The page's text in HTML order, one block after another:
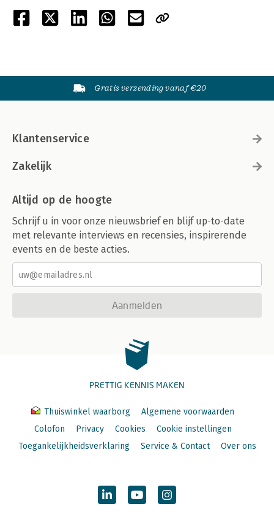
Gratis verzending vanaf €20
Klantenservice
Zakelijk
Altijd op de hoogte
Schrijf u in voor onze nieuwsbrief en blijf up-to-date
met relevante interviews en recensies, inspirerende
events en de beste acties.
Aanmelden
PRETTIG KENNIS MAKEN
Thuiswinkel waarborg
Algemene voorwaarden
Colofon
Privacy Cookies
Cookie instellingen
Toegankelijkheidsverklaring
Service & Contact Over ons